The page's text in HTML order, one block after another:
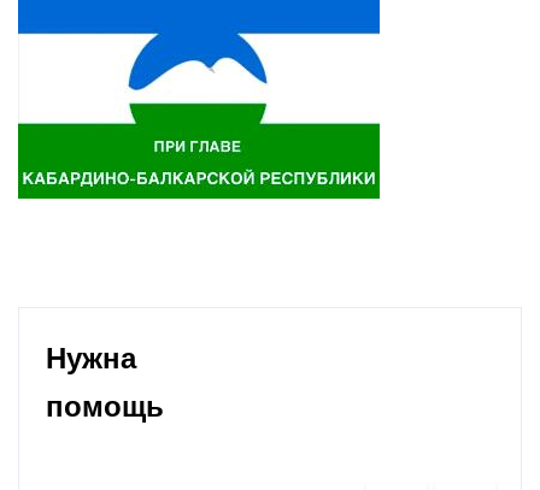
Нужна
помощь